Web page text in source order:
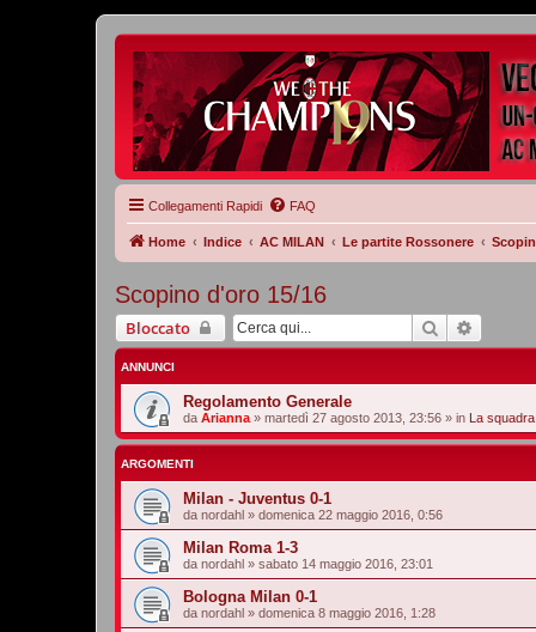
Collegamenti Rapidi FAQ
Home Indice AC MILAN Le partite Rossonere
Scopino d'oro 15/16
Bloccato Cerca
ANNUNCI
Regolamento Generale
da Arianna » martedì 27 agosto 2013, 23:56 » in La squadra
ARGOMENTI
Milan - Juventus 0-1
da nordahl » domenica 22 maggio 2016, 0:56
Milan Roma 1-3
da nordahl » sabato 14 maggio 2016, 23:01
Bologna Milan 0-1
da nordahl » domenica 8 maggio 2016, 1:28